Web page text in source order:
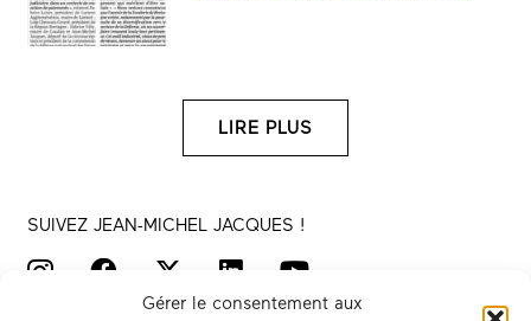
Gérer le consentement aux
LIRE PLUS
SUIVEZ JEAN-MICHEL JACQUES !